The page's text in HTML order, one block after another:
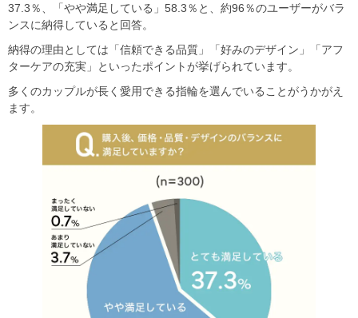
37.3％、「やや満足している」58.3％と、約96％のユーザーがバラ
ンスに納得していると回答。
納得の理由としては「信頼できる品質」「好みのデザイン」「アフ
ターケアの充実」といったポイントが挙げられています。
多くのカップルが長く愛用できる指輪を選んでいることがうかがえ
ます。